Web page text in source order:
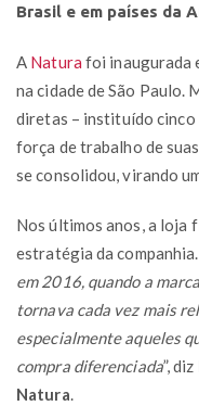
Brasil e em países da
A Natura foi inaugurada
na cidade de São Paulo.
diretas – instituído cinco
força de trabalho de
se consolidou, virando
Nos últimos anos, a loja
estratégia da companhia.
em 2016, quando a
tornava cada vez mais
especialmente aqueles
compra diferenciada”, diz
Natura